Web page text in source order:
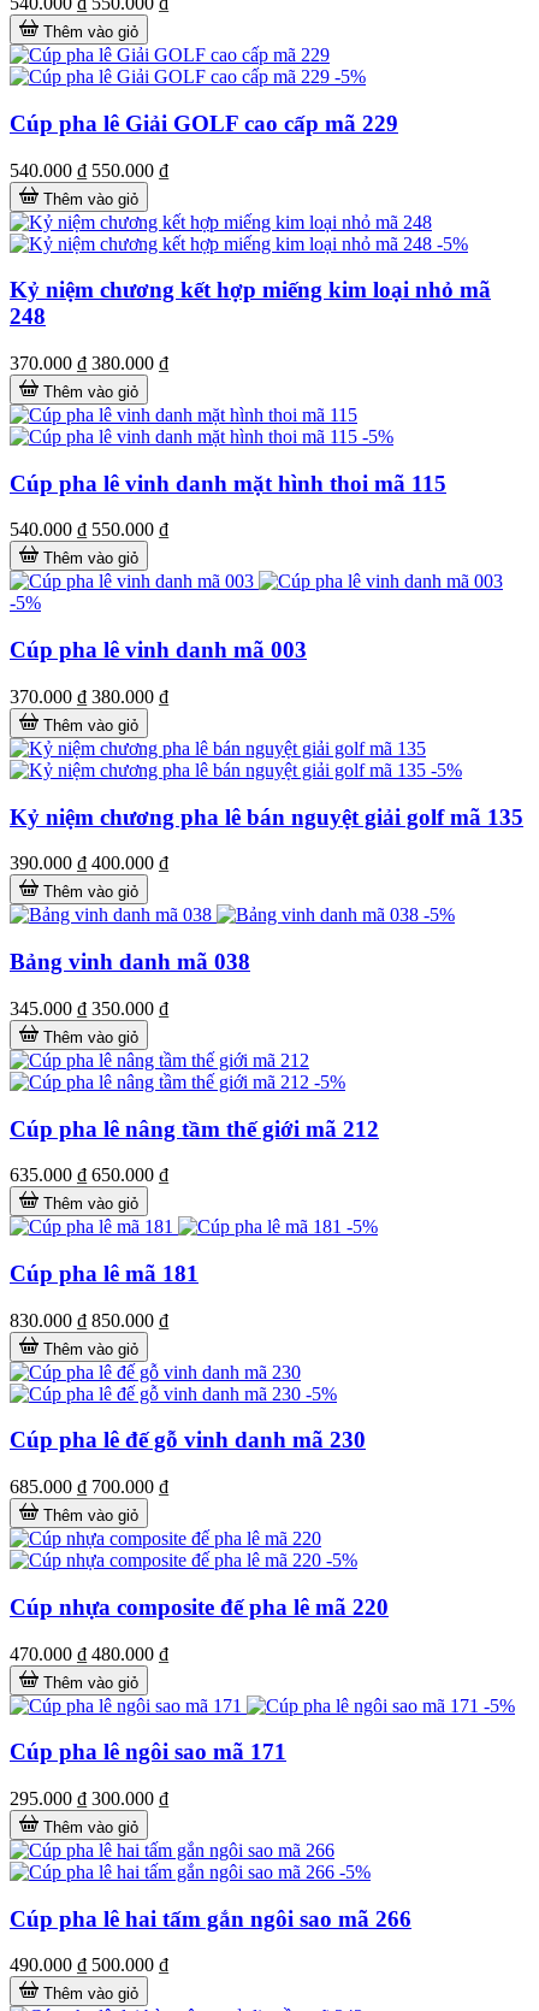
Thêm vào giỏ
-5%
Cúp pha lê Giải GOLF cao cấp mã 229
540.000 ₫ 550.000 ₫
Thêm vào giỏ
-5%
Kỷ niệm chương kết hợp miếng kim loại nhỏ mã
248
370.000 ₫ 380.000 ₫
Thêm vào giỏ
-5%
Cúp pha lê vinh danh mặt hình thoi mã 115
540.000 ₫ 550.000 ₫
Thêm vào giỏ
-5%
Cúp pha lê vinh danh mã 003
370.000 ₫ 380.000 ₫
Thêm vào giỏ
-5%
Kỷ niệm chương pha lê bán nguyệt giải golf mã 135
390.000 ₫ 400.000 ₫
Thêm vào giỏ
-5%
Bảng vinh danh mã 038
345.000 ₫ 350.000 ₫
Thêm vào giỏ
-5%
Cúp pha lê nâng tầm thế giới mã 212
635.000 ₫ 650.000 ₫
Thêm vào giỏ
-5%
Cúp pha lê mã 181
830.000 ₫ 850.000 ₫
Thêm vào giỏ
-5%
Cúp pha lê đế gỗ vinh danh mã 230
685.000 ₫ 700.000 ₫
Thêm vào giỏ
-5%
Cúp nhựa composite đế pha lê mã 220
470.000 ₫ 480.000 ₫
Thêm vào giỏ
-5%
Cúp pha lê ngôi sao mã 171
295.000 ₫ 300.000 ₫
Thêm vào giỏ
-5%
Cúp pha lê hai tấm gắn ngôi sao mã 266
490.000 ₫ 500.000 ₫
Thêm vào giỏ